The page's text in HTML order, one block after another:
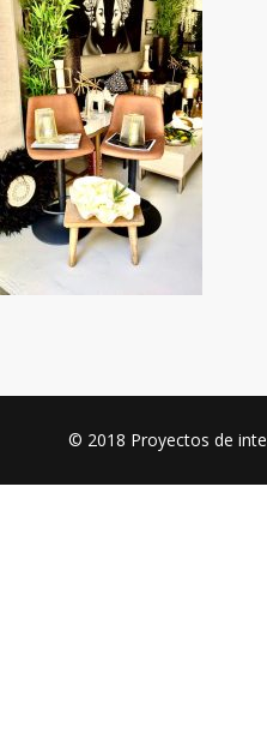
© 2018 Proyectos de